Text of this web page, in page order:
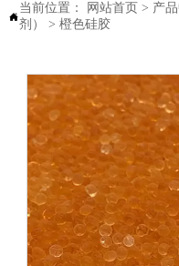

当前位置： 网站首页 > 产
剂）
> 橙色硅胶